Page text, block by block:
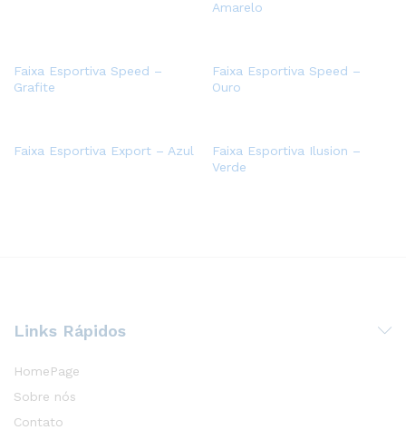
Amarelo
Faixa Esportiva Speed –
Grafite
Faixa Esportiva Speed –
Ouro
Faixa Esportiva Export – Azul
Faixa Esportiva Ilusion –
Verde
Links Rápidos
HomePage
Sobre nós
Contato